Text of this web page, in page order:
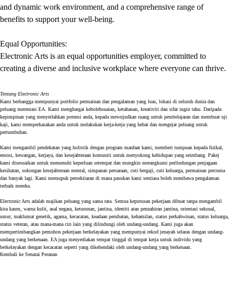
and dynamic work environment, and a comprehensive range of
benefits to support your well-being.
Equal Opportunities:
Electronic Arts is an equal opportunities employer, committed to
creating a diverse and inclusive workplace where everyone can thrive.
Tentang Electronic Arts
Kami berbangga mempunyai portfolio permainan dan pengalaman yang luas, lokasi di seluruh dunia dan
peluang merentasi EA. Kami menghargai kebolehsuaian, ketahanan, kreativiti dan sifat ingin tahu. Daripada
kepimpinan yang menyerlahkan potensi anda, kepada mewujudkan ruang untuk pembelajaran dan membuat uji
kaji, kami memperkasakan anda untuk melakukan kerja-kerja yang hebat dan mengejar peluang untuk
pertumbuhan.
Kami mengambil pendekatan yang holistik dengan program manfaat kami, memberi tumpuan kepada fizikal,
emosi, kewangan, kerjaya, dan kesejahteraan komuniti untuk menyokong kehidupan yang seimbang. Pakej
kami disesuaikan untuk memenuhi keperluan setempat dan mungkin merangkumi perlindungan penjagaan
kesihatan, sokongan kesejahteraan mental, simpanan persaraan, cuti bergaji, cuti keluarga, permainan percuma
dan banyak lagi. Kami memupuk persekitaran di mana pasukan kami sentiasa boleh membawa pengalaman
terbaik mereka.
Electronic Arts adalah majikan peluang yang sama rata. Semua keputusan pekerjaan dibuat tanpa mengambil
kira kaum, warna kulit, asal negara, keturunan, jantina, identiti atau penzahiran jantina, orientasi seksual,
umur, maklumat genetik, agama, kecacatan, keadaan perubatan, kehamilan, status perkahwinan, status keluarga,
status veteran, atau mana-mana ciri lain yang dilindungi oleh undang-undang. Kami juga akan
mempertimbangkan pemohon pekerjaan berkelayakan yang mempunyai rekod jenayah selaras dengan undang-
undang yang berkenaan. EA juga menyediakan tempat tinggal di tempat kerja untuk individu yang
berkelayakan dengan kecacatan seperti yang dikehendaki oleh undang-undang yang berkenaan.
Kembali ke Senarai Peranan